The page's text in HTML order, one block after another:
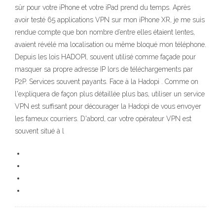
sûr pour votre iPhone et votre iPad prend du temps. Après
avoir testé 65 applications VPN sur mon iPhone XR, je me suis
rendue compte que bon nombre d’entre elles étaient lentes,
avaient révélé ma localisation ou même bloqué mon téléphone.
Depuis les lois HADOPI, souvent utilisé comme façade pour
masquer sa propre adresse IP lors de téléchargements par
P2P. Services souvent payants. Face à la Hadopi . Comme on
l'expliquera de façon plus détaillée plus bas, utiliser un service
VPN est suffisant pour décourager la Hadopi de vous envoyer
les fameux courriers. D'abord, car votre opérateur VPN est
souvent situé à l